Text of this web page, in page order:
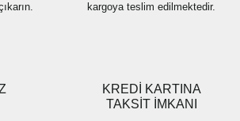
kargoya teslim edilmektedir.
KREDİ KARTINA
TAKSİT İMKANI